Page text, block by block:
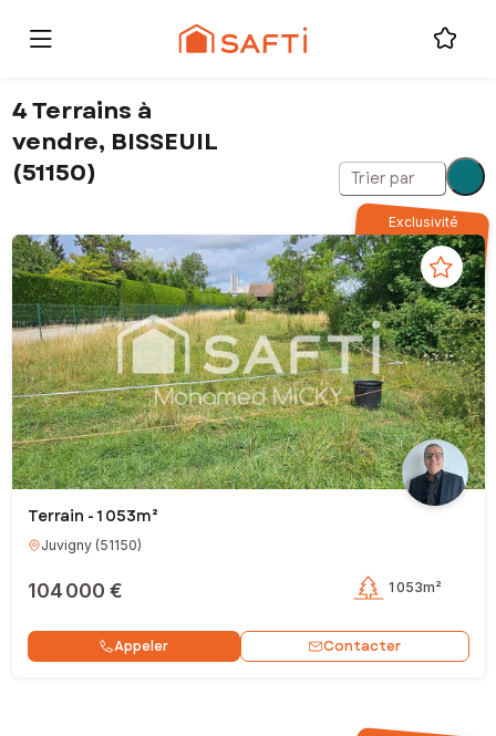
4 Terrains à
vendre, BISSEUIL
(51150)
Trier par
Exclusivité
Terrain - 1 053m²
Juvigny(51150)
104 000 € 1 053m²
Appeler Contacter